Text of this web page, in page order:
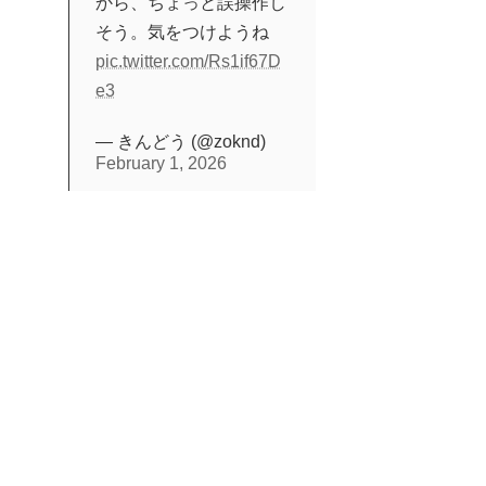
そう。気をつけようね
pic.twitter.com/Rs1if67D
e3
— きんどう (@zoknd)
February 1, 2026